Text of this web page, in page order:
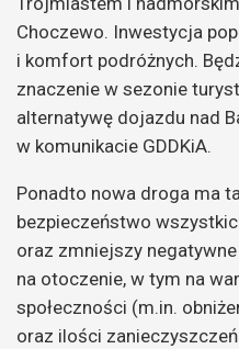
Choczewo. Inwestycja
i komfort podróżnych.
znaczenie w sezonie
alternatywę dojazdu nad
w komunikacie GDDKiA.
Ponadto nowa droga ma
bezpieczeństwo
oraz zmniejszy
na otoczenie, w tym na
społeczności (m.in.
oraz ilości